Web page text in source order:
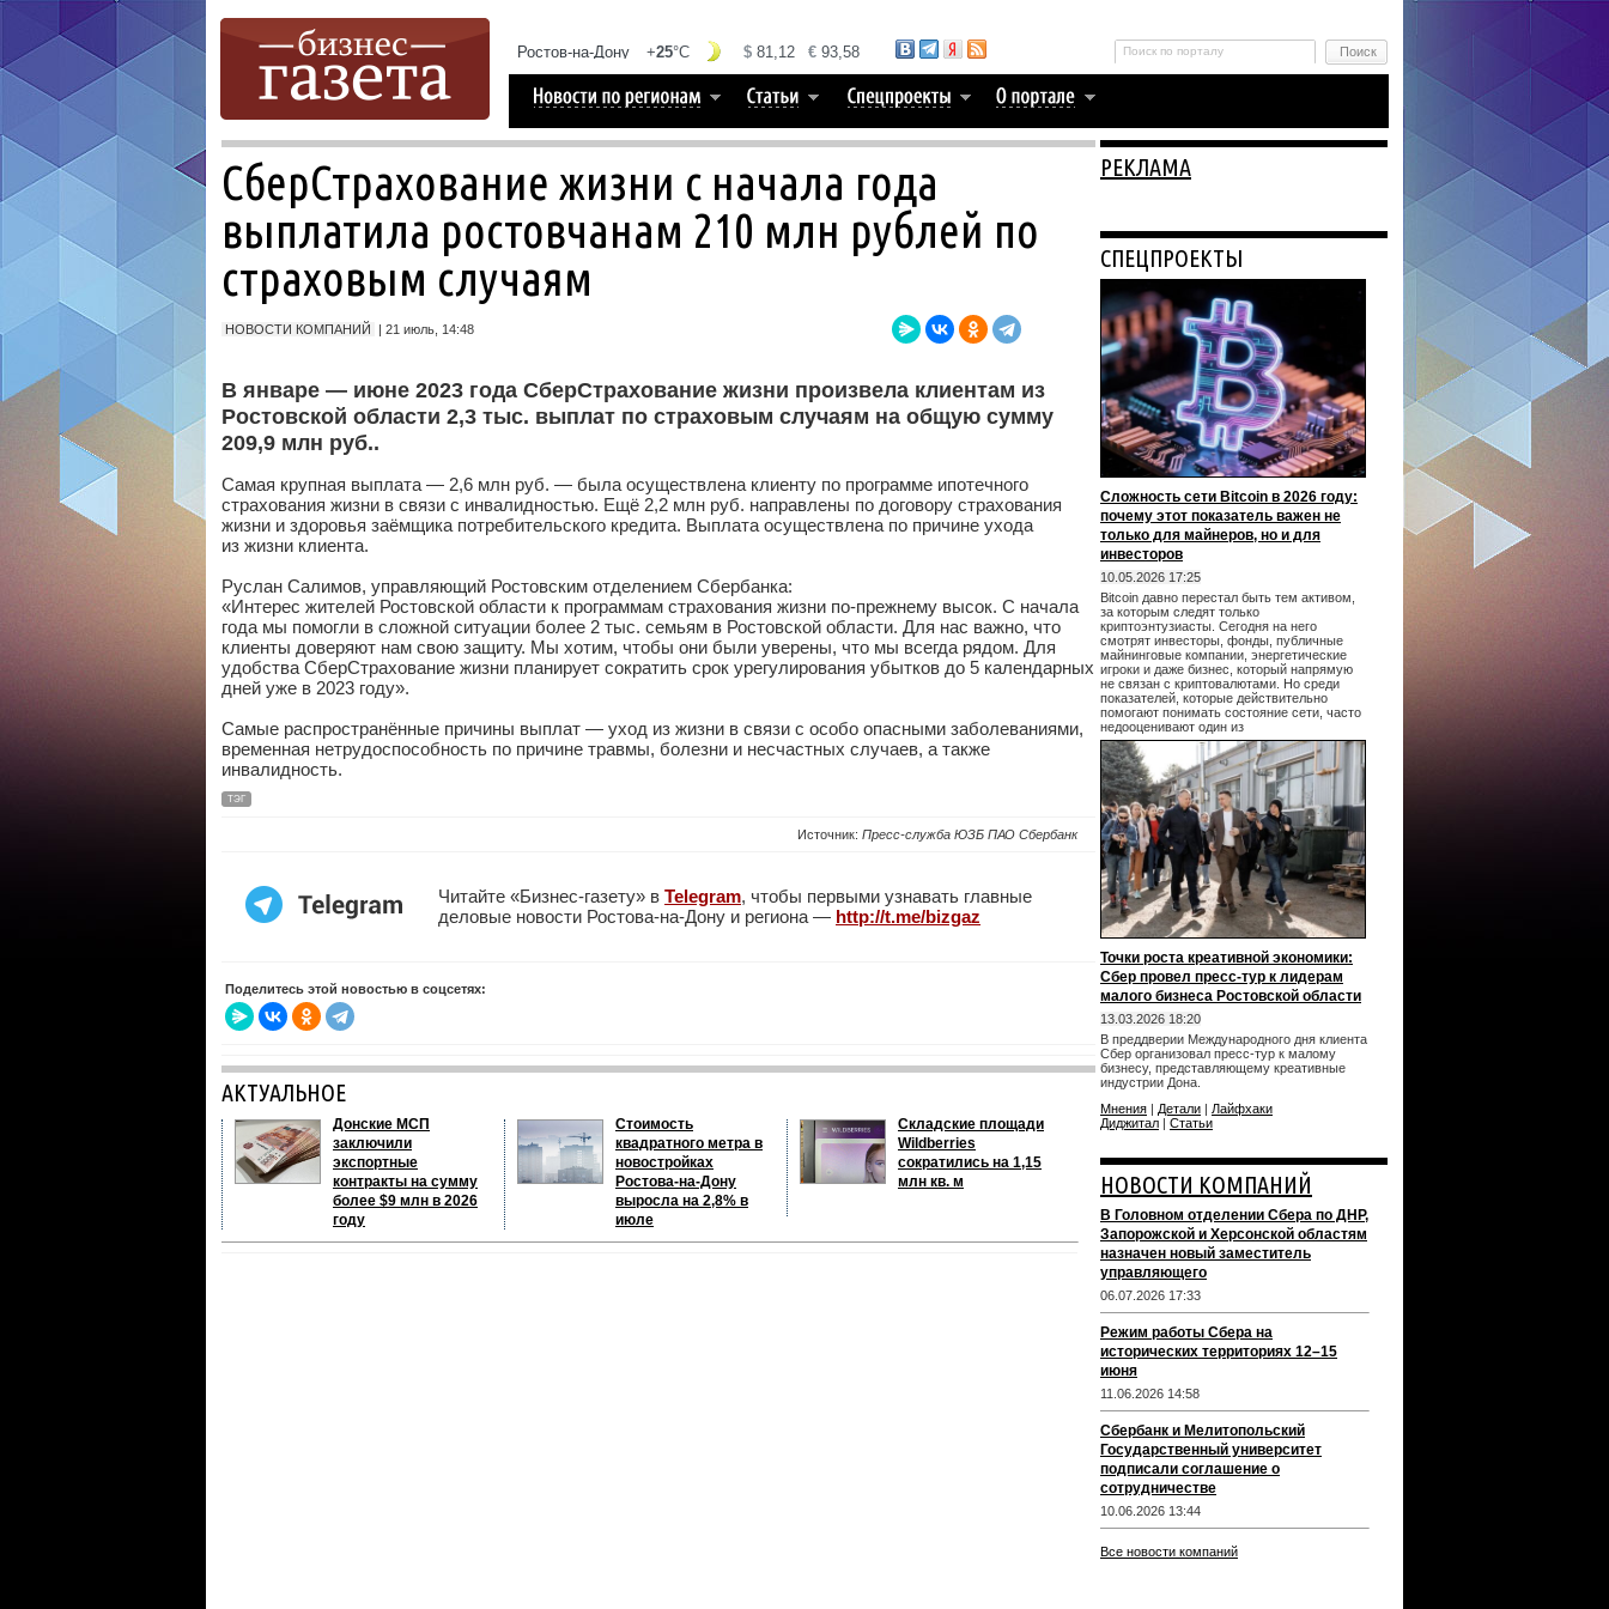
СберСтрахование жизни с начала года
выплатила ростовчанам 210 млн рублей по
страховым случаям
НОВОСТИ КОМПАНИЙ | 21 июль, 14:48
В январе — июне 2023 года СберСтрахование жизни произвела клиентам из
Ростовской области 2,3 тыс. выплат по страховым случаям на общую сумму
209,9 млн руб..
Самая крупная выплата — 2,6 млн руб. — была осуществлена клиенту по программе ипотечного
страхования жизни в связи с инвалидностью. Ещё 2,2 млн руб. направлены по договору страхования
жизни и здоровья заёмщика потребительского кредита. Выплата осуществлена по причине ухода
из жизни клиента.
Руслан Салимов, управляющий Ростовским отделением Сбербанка:
«Интерес жителей Ростовской области к программам страхования жизни по-прежнему высок. С начала
года мы помогли в сложной ситуации более 2 тыс. семьям в Ростовской области. Для нас важно, что
клиенты доверяют нам свою защиту. Мы хотим, чтобы они были уверены, что мы всегда рядом. Для
удобства СберСтрахование жизни планирует сократить срок урегулирования убытков до 5 календарных
дней уже в 2023 году».
Самые распространённые причины выплат — уход из жизни в связи с особо опасными заболеваниями,
временная нетрудоспособность по причине травмы, болезни и несчастных случаев, а также
инвалидность.
ТЭГ
Источник: Пресс-служба ЮЗБ ПАО Сбербанк
Читайте «Бизнес-газету» в Telegram, чтобы первыми узнавать главные
деловые новости Ростова-на-Дону и региона — http://t.me/bizgaz
Поделитесь этой новостью в соцсетях:
АКТУАЛЬНОЕ
Донские МСП
заключили
экспортные
контракты на сумму
более $9 млн в 2026
году
Стоимость
квадратного метра в
новостройках
Ростова-на-Дону
выросла на 2,8% в
июле
Складские площади
Wildberries
сократились на 1,15
млн кв. м
РЕКЛАМА
СПЕЦПРОЕКТЫ
Сложность сети Bitcoin в 2026 году:
почему этот показатель важен не
только для майнеров, но и для
инвесторов
10.05.2026 17:25
Bitcoin давно перестал быть тем активом,
за которым следят только
криптоэнтузиасты. Сегодня на него
смотрят инвесторы, фонды, публичные
майнинговые компании, энергетические
игроки и даже бизнес, который напрямую
не связан с криптовалютами. Но среди
показателей, которые действительно
помогают понимать состояние сети, часто
недооценивают один из
Точки роста креативной экономики:
Сбер провел пресс-тур к лидерам
малого бизнеса Ростовской области
13.03.2026 18:20
В преддверии Международного дня клиента
Сбер организовал пресс-тур к малому
бизнесу, представляющему креативные
индустрии Дона.
Мнения | Детали | Лайфхаки
Диджитал | Статьи
НОВОСТИ КОМПАНИЙ
В Головном отделении Сбера по ДНР,
Запорожской и Херсонской областям
назначен новый заместитель
управляющего
06.07.2026 17:33
Режим работы Сбера на
исторических территориях 12–15
июня
11.06.2026 14:58
Сбербанк и Мелитопольский
Государственный университет
подписали соглашение о
сотрудничестве
10.06.2026 13:44
Все новости компаний